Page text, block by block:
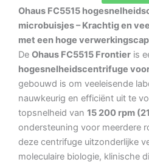
Ohaus FC5515
microbuisjes – Krachtig en
met een hoge
De Ohaus FC5515 Frontier is
hogesnelheidscentrifuge
gebouwd is om veeleisende
nauwkeurig en efficiënt uit te
topsnelheid van 15 200 rpm
ondersteuning voor meerdere
deze centrifuge uitzonderlijke
moleculaire biologie, klinische